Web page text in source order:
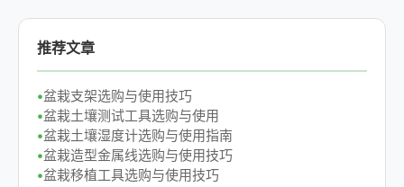
推荐文章
盆栽支架选购与使用技巧
盆栽土壤测试工具选购与使用
盆栽土壤湿度计选购与使用指南
盆栽造型金属线选购与使用技巧
盆栽移植工具选购与使用技巧